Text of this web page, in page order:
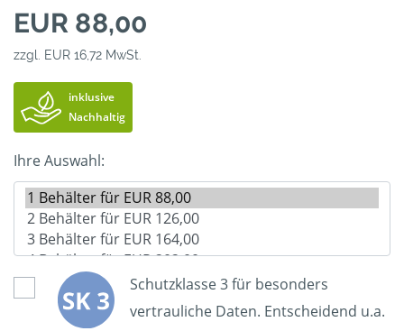
EUR 88,00
zzgl. EUR 16,72 MwSt.
inklusive
Nachhaltig
Ihre Auswahl:
Schutzklasse 3 für besonders
vertrauliche Daten. Entscheidend u.a.